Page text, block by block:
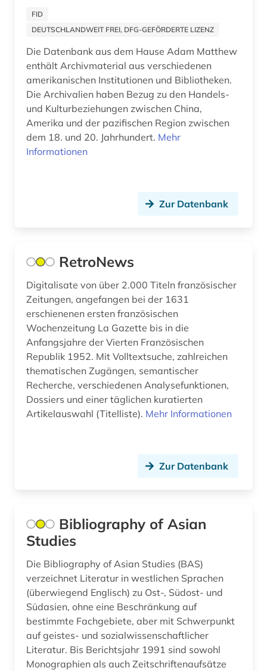
sinologische zeitschrift (1)
sozialwissenschaften (1)
statistik (1)
südamerika (1)
südasien (3)
technologie (1)
usa (1)
vertriebener (1)
virtuelle fachbibliothek (1)
volkslied (1)
volksreligion (2)
wirtschaftswissenschaften (1)
zeitschrift (2)
zeitschriftenaufsatz (1)
zeitung (3)
zentralasien (1)
zwangsvertreibung (1)
Niedersachsen (1)
Nordamerika (3)
Nordrhein-Westfalen (1)
Norwegen (2)
Palaestina (2)
Polen (2)
Portugal (2)
Rheinland-Pfalz (1)
Roemisches Reich (1)
Russland, Sowjetunion (2)
Suedamerika (3)
Suedostasien (9)
Suedosteuropa (4)
Tuerkei (1)
USA (1)
FID
DEUTSCHLANDWEIT FREI, DFG-GEFÖRDERTE LIZENZ
Die Datenbank aus dem Hause Adam Matthew
enthält Archivmaterial aus verschiedenen
amerikanischen Institutionen und Bibliotheken.
Die Archivalien haben Bezug zu den Handels-
und Kulturbeziehungen zwischen China,
Amerika und der pazifischen Region zwischen
dem 18. und 20. Jahrhundert. Mehr
Informationen
Zur Datenbank
RetroNews
Digitalisate von über 2.000 Titeln französischer
Zeitungen, angefangen bei der 1631
erschienenen ersten französischen
Wochenzeitung La Gazette bis in die
Anfangsjahre der Vierten Französischen
Republik 1952. Mit Volltextsuche, zahlreichen
thematischen Zugängen, semantischer
Recherche, verschiedenen Analysefunktionen,
Dossiers und einer täglichen kuratierten
Artikelauswahl (Titelliste). Mehr Informationen
Zur Datenbank
Bibliography of Asian
Studies
Die Bibliography of Asian Studies (BAS)
verzeichnet Literatur in westlichen Sprachen
(überwiegend Englisch) zu Ost-, Südost- und
Südasien, ohne eine Beschränkung auf
bestimmte Fachgebiete, aber mit Schwerpunkt
auf geistes- und sozialwissenschaftlicher
Literatur. Bis Berichtsjahr 1991 sind sowohl
Monographien als auch Zeitschriftenaufsätze